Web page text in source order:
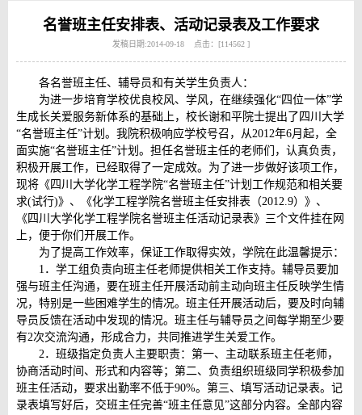
名誉班主任安排表、活动记录表及工作要求
发稿日期:2014-09-18 点击：[114562 ]
各名誉班主任、辅导员和有关学生负责人：
为进一步培育学校优良校风、学风，在继续强化“四位一体”学
生成长关爱服务新体系的基础上，校长谢和平院士提出了四川大学
“名誉班主任”计划。我院积极响应学校号召，从2012年6月起，全
面实施“名誉班主任”计划。担任名誉班主任的老师们，认真负责，
积极开展工作，已经取得了一定成效。为了进一步做好该项工作，
现将《四川大学化学工程学院“名誉班主任”计划工作规范和相关要
求(试行)》、《化学工程学院名誉班主任安排表（2012.9）》、
《四川大学化学工程学院名誉班主任活动记录表》三个文件挂在网
上，便于你们开展工作。
为了提高工作效率，保证工作取得实效，学院在此温馨提示：
1．学工组负责向班主任老师提供相关工作支持。辅导员要加
强与班主任沟通，要在班主任开展活动前主动向班主任反映学生情
况，特别是一些困难学生的情况。班主任开展活动后，要及时向辅
导员反馈在活动中发现的情况。班主任与辅导员之间每学期至少要
有2次交流沟通，形成合力，共同推进学生关爱工作。
2．班级指定负责人主要职责：第一、主动联系班主任老师，
协商活动时间、形式和内容等；第二、负责组织班级同学积极参加
班主任活动，要求出勤率不低于90%。第三、填写活动记录表。记
录表填写好后，交班主任完善“班主任意见”这部分内容。全部内容